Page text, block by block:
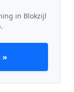
in Blokzijl
»